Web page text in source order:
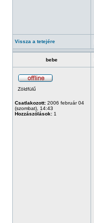
Vissza a tetejére
bebe
Zöldfülű
Csatlakozott: 2006 február 04
(szombat), 14:43
Hozzászólások: 1